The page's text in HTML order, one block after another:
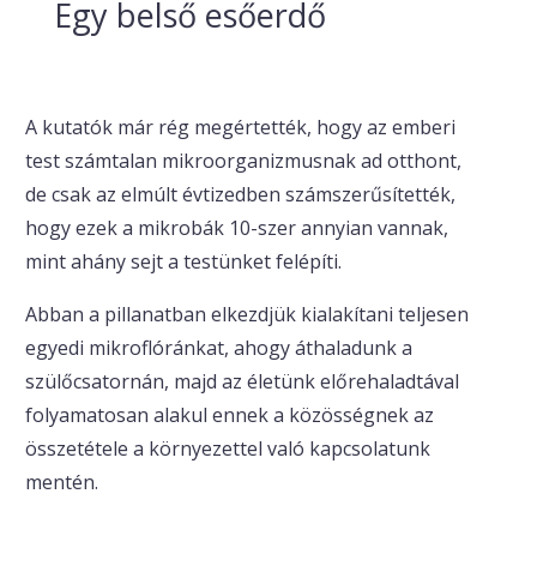
Egy belső esőerdő
A kutatók már rég megértették, hogy az emberi
test számtalan mikroorganizmusnak ad otthont,
de csak az elmúlt évtizedben számszerűsítették,
hogy ezek a mikrobák 10-szer annyian vannak,
mint ahány sejt a testünket felépíti.
Abban a pillanatban elkezdjük kialakítani teljesen
egyedi mikroflóránkat, ahogy áthaladunk a
szülőcsatornán, majd az életünk előrehaladtával
folyamatosan alakul ennek a közösségnek az
összetétele a környezettel való kapcsolatunk
mentén.